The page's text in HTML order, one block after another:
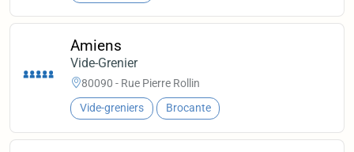
Amiens
Vide-Grenier
80090 - Rue Pierre Rollin
Vide-greniers Brocante